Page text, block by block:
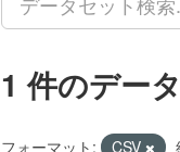
1 件のデー
フォーマット: CSV